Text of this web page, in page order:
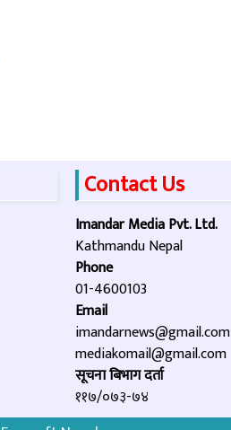
Contact Us
Imandar Media Pvt. Ltd.
Kathmandu Nepal
Phone
01-4600103
Email
imandarnews@gmail.com
mediakomail@gmail.com
सूचना बिभाग दर्ता
११७/०७३-७४